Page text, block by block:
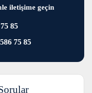
iletişime geçin
85
75 85